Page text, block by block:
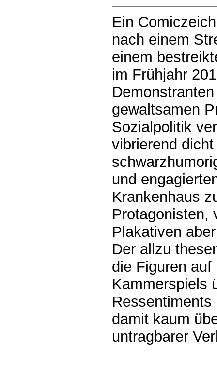
Ein
nach einem
einem
im Frühjahr
gewaltsamen
Sozialpolitik
vibrierend
und
Krankenhaus
Protagonisten,
Plakativen
Der allzu
die Figuren
Kammerspiels
damit kaum
untragbarer